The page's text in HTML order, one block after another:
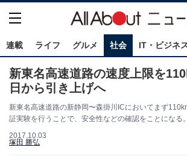
連載 ライフ グルメ 社会 IT・ビジネ
新東名高速道路の速度上限を
日から引き上げへ
新東名高速道路の新静岡〜森掛川ICにおいてまず
証実験を行うことで、安全性などの確認をことになる。
2017.10.03
塚田 勝弘